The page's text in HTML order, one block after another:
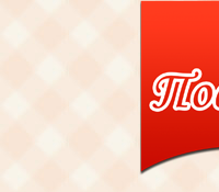
content